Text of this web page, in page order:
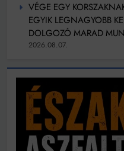
VÉGE EGY
EGYIK LEGNAGYOBB
DOLGOZÓ MARAD
2026.08.07.